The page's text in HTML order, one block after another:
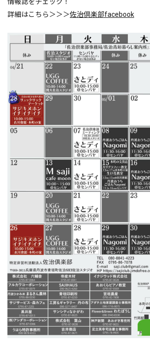
詳細はこちら＞＞＞佐治倶楽部facebook